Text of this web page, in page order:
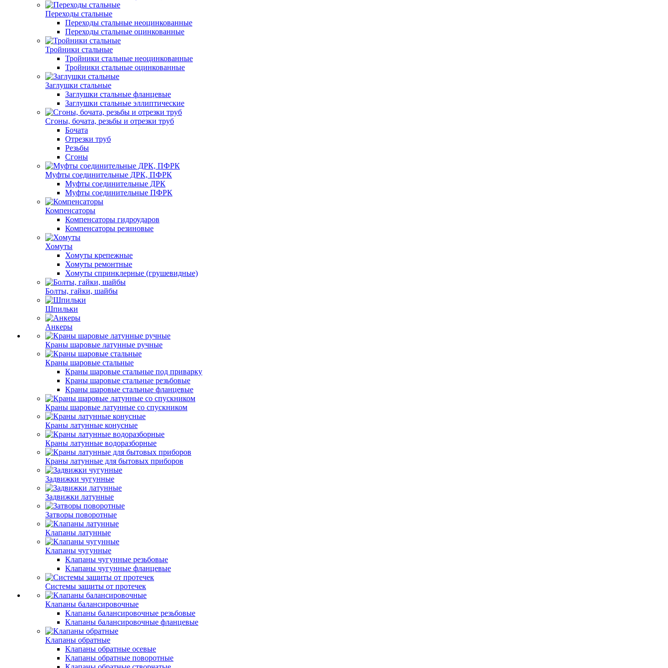
Переходы стальные
Переходы стальные неоцинкованные
Переходы стальные оцинкованные
Тройники стальные
Тройники стальные неоцинкованные
Тройники стальные оцинкованные
Заглушки стальные
Заглушки стальные фланцевые
Заглушки стальные эллиптические
Сгоны, бочата, резьбы и отрезки труб
Бочата
Отрезки труб
Резьбы
Сгоны
Муфты соединительные ДРК, ПФРК
Муфты соединительные ДРК
Муфты соединительные ПФРК
Компенсаторы
Компенсаторы гидроударов
Компенсаторы резиновые
Хомуты
Хомуты крепежные
Хомуты ремонтные
Хомуты спринклерные (грушевидные)
Болты, гайки, шайбы
Шпильки
Анкеры
Краны шаровые латунные ручные
Краны шаровые стальные
Краны шаровые стальные под приварку
Краны шаровые стальные резьбовые
Краны шаровые стальные фланцевые
Краны шаровые латунные со спускником
Краны латунные конусные
Краны латунные водоразборные
Краны латунные для бытовых приборов
Задвижки чугунные
Задвижки латунные
Затворы поворотные
Клапаны латунные
Клапаны чугунные
Клапаны чугунные резьбовые
Клапаны чугунные фланцевые
Системы защиты от протечек
Клапаны балансировочные
Клапаны балансировочные резьбовые
Клапаны балансировочные фланцевые
Клапаны обратные
Клапаны обратные осевые
Клапаны обратные поворотные